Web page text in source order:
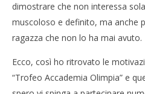
dimostrare che non interessa
muscoloso e definito, ma anche
ragazza che non lo ha mai avuto.
Ecco, così ho ritrovato le
“Trofeo Accademia Olimpia” e